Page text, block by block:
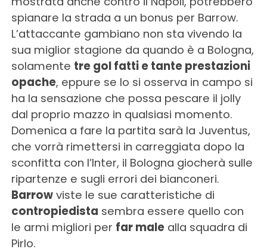
spianare la strada a un bonus per Barrow.
L’attaccante gambiano non sta vivendo la
sua miglior stagione da quando è a Bologna,
solamente tre gol fatti e tante prestazioni
opache, eppure se lo si osserva in campo si
ha la sensazione che possa pescare il jolly
dal proprio mazzo in qualsiasi momento.
Domenica a fare la partita sarà la Juventus,
che vorrà rimettersi in carreggiata dopo la
sconfitta con l’Inter, il Bologna giocherà sulle
ripartenze e sugli errori dei bianconeri.
Barrowviste le sue caratteristiche di
contropiedista sembra essere quello con
le armi migliori per far malealla squadra di
Pirlo.